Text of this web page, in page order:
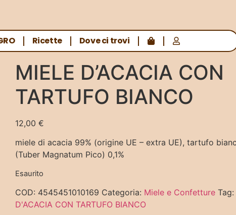
Ricette Dove ci trovi
MIELE D’ACACIA CON
TARTUFO BIANCO
12,00 €
miele di acacia 99% (origine UE – extra UE), tartufo
(Tuber Magnatum Pico) 0,1%
Esaurito
COD: 4545451010169 Categoria: Miele e Confetture Tag:
D'ACACIA CON TARTUFO BIANCO